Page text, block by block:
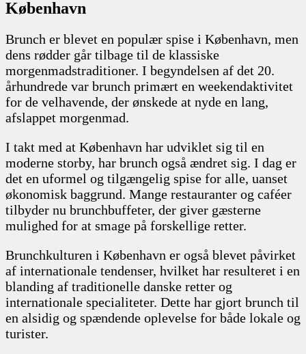
København
Brunch er blevet en populær spise i København, men
dens rødder går tilbage til de klassiske
morgenmadstraditioner. I begyndelsen af det 20.
århundrede var brunch primært en weekendaktivitet
for de velhavende, der ønskede at nyde en lang,
afslappet morgenmad.
I takt med at København har udviklet sig til en
moderne storby, har brunch også ændret sig. I dag er
det en uformel og tilgængelig spise for alle, uanset
økonomisk baggrund. Mange restauranter og caféer
tilbyder nu brunchbuffeter, der giver gæsterne
mulighed for at smage på forskellige retter.
Brunchkulturen i København er også blevet påvirket
af internationale tendenser, hvilket har resulteret i en
blanding af traditionelle danske retter og
internationale specialiteter. Dette har gjort brunch til
en alsidig og spændende oplevelse for både lokale og
turister.